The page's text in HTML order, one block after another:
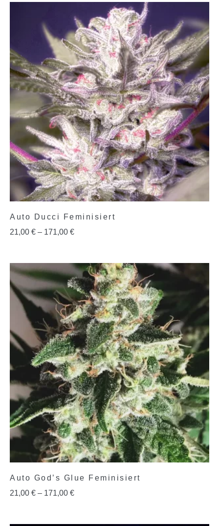
Auto Ducci Feminisiert
21,00 € – 171,00 €
Auto God’s Glue Feminisiert
21,00 € – 171,00 €